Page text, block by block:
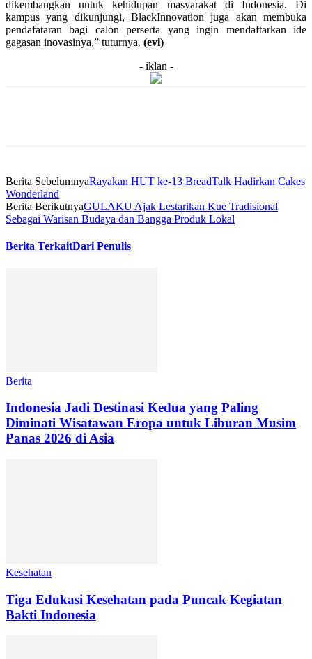
dikembangkan untuk kehidupan masyarakat di Indonesia. Di
kampus yang dikunjungi, BlackInnovation juga akan membuka
pendafataran bagi calon perserta yang ingin mendaftarkan ide
gagasan inovasinya,” tuturnya. (evi)
- iklan -
Berita SebelumnyaRayakan HUT ke-13 BreadTalk Hadirkan Cakes
Wonderland
Berita BerikutnyaGULAKU Ajak Lestarikan Kue Tradisional
Sebagai Warisan Budaya dan Bangga Produk Lokal
Berita TerkaitDari Penulis
Berita
Indonesia Jadi Destinasi Kedua yang Paling
Diminati Wisatawan Eropa untuk Liburan Musim
Panas 2026 di Asia
Kesehatan
Tiga Edukasi Kesehatan pada Puncak Kegiatan
Bakti Indonesia